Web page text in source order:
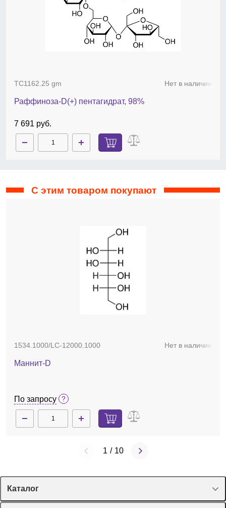
TC1162.25 gm Нет в наличии
Раффиноза-D(+) пентагидрат, 98%
7 691 руб.
С этим товаром покупают
1534.1000/LC-12000.1000 Нет в наличии
Маннит-D
По запросу
1 / 10
Каталог